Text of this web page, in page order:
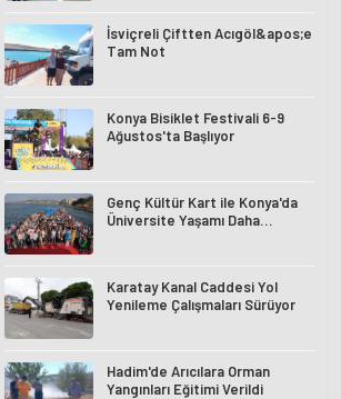
İsviçreli Çiftten Acıgöl&apos;e
Tam Not
Konya Bisiklet Festivali 6-9
Ağustos'ta Başlıyor
Genç Kültür Kart ile Konya'da
Üniversite Yaşamı Daha
Karatay Kanal Caddesi Yol
Yenileme Çalışmaları Sürüyor
Hadim'de Arıcılara Orman
Yangınları Eğitimi Verildi